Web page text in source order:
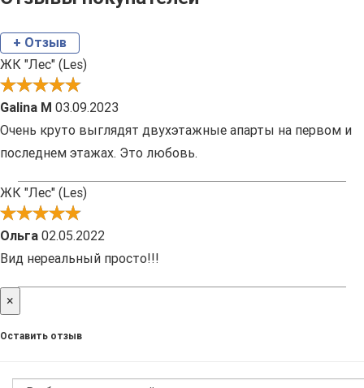
+ Отзыв
ЖК "Лес" (Les)
Galina M 03.09.2023
Очень круто выглядят двухэтажные апарты на первом и
последнем этажах. Это любовь.
ЖК "Лес" (Les)
Ольга 02.05.2022
Вид нереальный просто!!!
×
Оставить отзыв